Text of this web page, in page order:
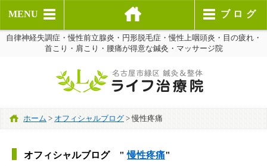
MENU ブログ
自律神経失調症・慢性前立腺炎・円形脱毛症・慢性上咽頭炎・目の疲れ・
首こり・肩こり・腰痛が得意な鍼灸・マッサージ院
ホーム > オフィシャルブログ>慢性疼痛
オフィシャルブログ "慢性疼痛"